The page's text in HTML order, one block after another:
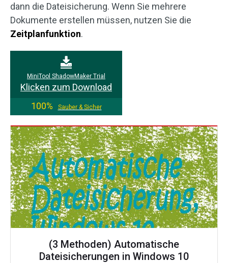
dann die Dateisicherung. Wenn Sie mehrere
Dokumente erstellen müssen, nutzen Sie die
Zeitplanfunktion.
MiniTool ShadowMaker Trial
Klicken zum Download
100%
Sauber & Sicher
(3 Methoden) Automatische
Dateisicherungen in Windows 10